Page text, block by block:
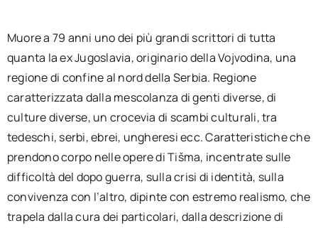
Ita
Muore a 79 anni uno dei più grandi scrittori di tutta
quanta la ex Jugoslavia, originario della Vojvodina, una
regione di confine al nord della Serbia. Regione
caratterizzata dalla mescolanza di genti diverse, di
culture diverse, un crocevia di scambi culturali, tra
tedeschi, serbi, ebrei, ungheresi ecc. Caratteristiche che
prendono corpo nelle opere di Tišma, incentrate sulle
difficoltà del dopo guerra, sulla crisi di identità, sulla
convivenza con l’altro, dipinte con estremo realismo, che
trapela dalla cura dei particolari, dalla descrizione di